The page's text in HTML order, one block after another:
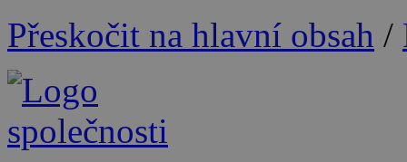
Přeskočit na hlavní obsah /